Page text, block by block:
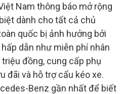
Nam thông báo mở rộng
dành cho tất cả chủ
quốc bị ảnh hưởng bởi
dẫn như miễn phí nhân
đồng, cung cấp phụ
đãi và hỗ trợ cẩu kéo xe.
Benz gần nhất để biết